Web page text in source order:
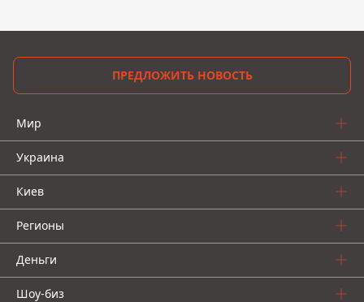
ПРЕДЛОЖИТЬ НОВОСТЬ
Мир
Украина
Киев
Регионы
Деньги
Шоу-биз